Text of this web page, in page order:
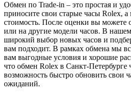
Обмен по Trade-in – это простая и
приносите свои старые часы Rolex,
стоимость. После оценки вы можете
или на другие модели часов. В
широкий выбор новых часов и
вам подходит. В рамках обмена мы
вам выгодные условия и хорошие
что обмен Rolex в Санкт-Петербурге
возможность быстро обновить свои
ожиданий.